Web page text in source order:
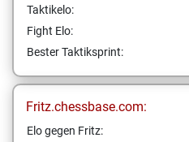
Taktikelo:
Fight Elo:
Bester Taktiksprint:
Fritz.chessbase.com:
Elo gegen Fritz: